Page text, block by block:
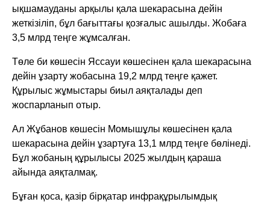
ықшамауданы арқылы қала шекарасына дейін
жеткізіліп, бұл бағыттағы қозғалыс ашылды. Жобаға
3,5 млрд теңге жұмсалған.
Төле би көшесін Яссауи көшесінен қала шекарасына
дейін ұзарту жобасына 19,2 млрд теңге қажет.
Құрылыс жұмыстары биыл аяқталады деп
жоспарланып отыр.
Ал Жұбанов көшесін Момышұлы көшесінен қала
шекарасына дейін ұзартуға 13,1 млрд теңге бөлінеді.
Бұл жобаның құрылысы 2025 жылдың қараша
айында аяқталмақ.
Бұған қоса, қазір бірқатар инфрақұрылымдық